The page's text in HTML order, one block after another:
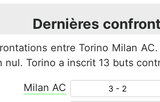
Dernières
entre Torino Milan
Torino a inscrit 13 buts
Milan AC 3 - 2